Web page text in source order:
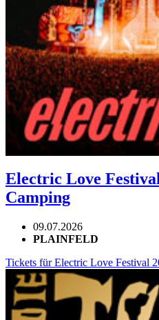
Electric Love
Camping
09.07.2026
PLAINFELD
Tickets für Electric Love Festival